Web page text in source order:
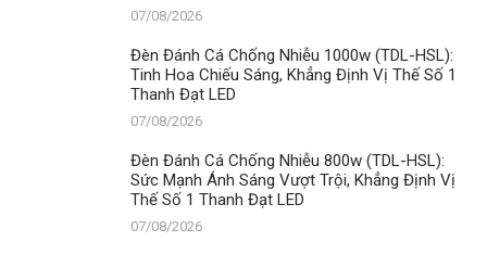
07/08/2026
Đèn Đánh Cá Chống Nhiễu 1000w (TDL-HSL):
Tinh Hoa Chiếu Sáng, Khẳng Định Vị Thế Số 1
Thanh Đạt LED
07/08/2026
Đèn Đánh Cá Chống Nhiễu 800w (TDL-HSL):
Sức Mạnh Ánh Sáng Vượt Trội, Khẳng Định Vị
Thế Số 1 Thanh Đạt LED
07/08/2026